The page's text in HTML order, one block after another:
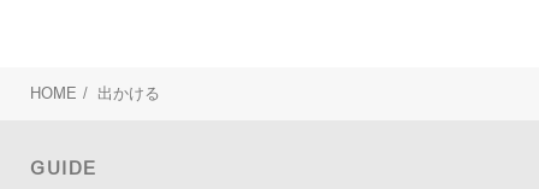
HOME / 出かける
GUIDE